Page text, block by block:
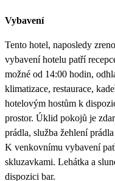
Vybavení
Tento hotel, naposledy
vybavení hotelu patří
možné od 14:00 hodin,
klimatizace, restaurace,
hotelovým hostům k
prostor. Úklid pokojů je
prádla, služba žehlení
K venkovnímu vybavení
skluzavkami. Lehátka a
dispozici bar.